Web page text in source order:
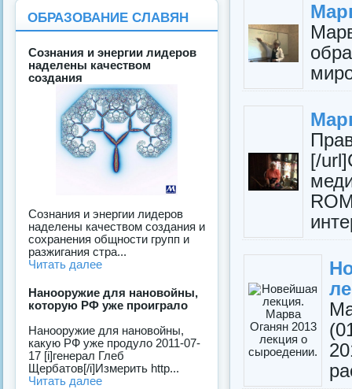
[/
ОБРАЗОВАНИЕ СЛАВЯН
Сознания и энергии лидеров
наделены качеством
создания
Сознания и энергии лидеров
наделены качеством создания и
сохранения общности групп и
разжигания стра...
Читать далее
Нанооружие для нановойны,
которую РФ уже проиграло
Нанооружие для нановойны,
какую РФ уже продуло 2011-07-
17 [i]генерал Глеб
Щербатов[/i]Измерить http...
Читать далее